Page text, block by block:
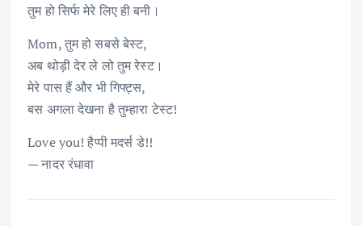
तुम हो सिर्फ मेरे लिए ही बनी।
Mom, तुम हो सबसे बेस्ट,
अब थोड़ी देर ले लो तुम रेस्ट।
मेरे पास हैं और भी गिफ्ट्स,
बस अगला देखना है तुम्हारा टेस्ट!
Love you! हैप्पी मदर्स डे!!
— नादर रंधावा